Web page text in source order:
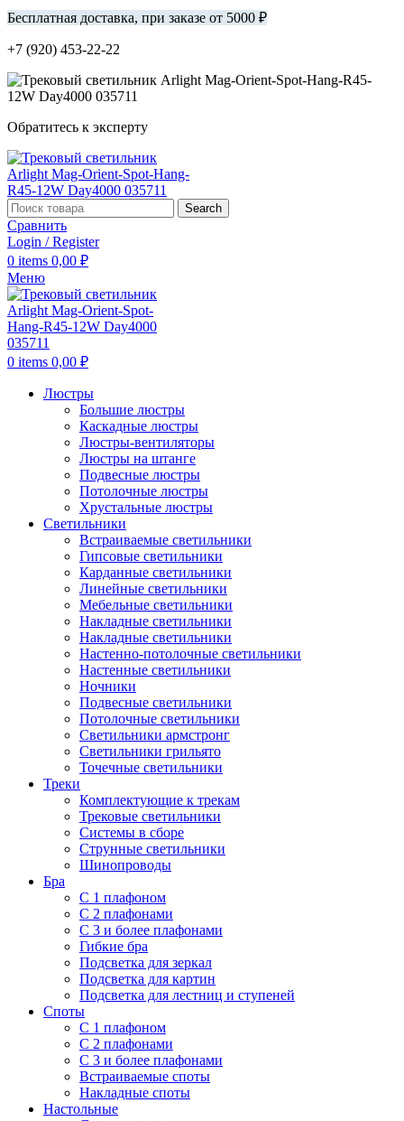
Бесплатная доставка, при заказе от 5000 ₽
+7 (920) 453-22-22
Обратитесь к эксперту
Search
Сравнить
Login / Register
0 items 0,00 ₽
Меню
0 items 0,00 ₽
Люстры
Большие люстры
Каскадные люстры
Люстры-вентиляторы
Люстры на штанге
Подвесные люстры
Потолочные люстры
Хрустальные люстры
Светильники
Встраиваемые светильники
Гипсовые светильники
Карданные светильники
Линейные светильники
Мебельные светильники
Накладные светильники
Накладные светильники
Настенно-потолочные светильники
Настенные светильники
Ночники
Подвесные светильники
Потолочные светильники
Светильники армстронг
Светильники грильято
Точечные светильники
Треки
Комплектующие к трекам
Трековые светильники
Системы в сборе
Струнные светильники
Шинопроводы
Бра
С 1 плафоном
С 2 плафонами
С 3 и более плафонами
Гибкие бра
Подсветка для зеркал
Подсветка для картин
Подсветка для лестниц и ступеней
Споты
С 1 плафоном
С 2 плафонами
С 3 и более плафонами
Встраиваемые споты
Накладные споты
Настольные